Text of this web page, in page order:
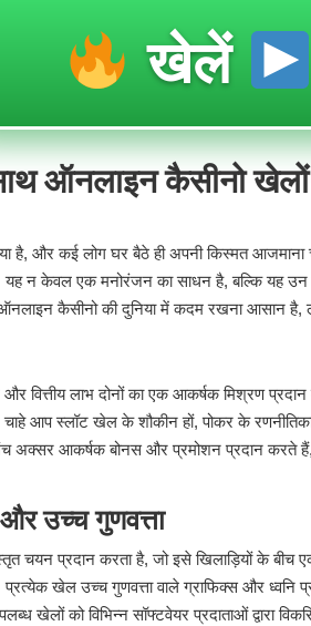
खेलें
ऑनलाइन कैसीनो खेलों
और कई लोग घर बैठे ही अपनी किस्मत आजमाना
केवल एक मनोरंजन का साधन है, बल्कि यह उन
कैसीनो की दुनिया में कदम रखना आसान
वित्तीय लाभ दोनों का एक आकर्षक मिश्रण
आप स्लॉट खेल के शौकीन हों, पोकर के
आकर्षक बोनस और प्रमोशन प्रदान करते
उच्च गुणवत्ता
चयन प्रदान करता है, जो इसे खिलाड़ियों के
खेल उच्च गुणवत्ता वाले ग्राफिक्स और ध्वनि
खेलों को विभिन्न सॉफ्टवेयर प्रदाताओं द्वारा